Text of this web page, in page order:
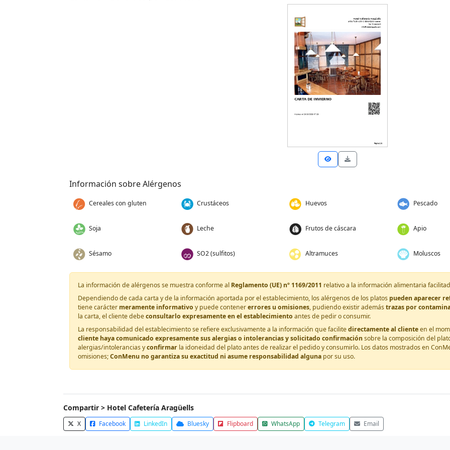
Información sobre Alérgenos
Cereales con gluten Crustáceos Huevos Pescado
Soja Leche Frutos de cáscara Apio
Sésamo SO2 (sulfitos) Altramuces Moluscos
La información de alérgenos se muestra conforme al Reglamento (UE) nº 1169/2011 relativo a la información alimentaria
Dependiendo de cada carta y de la información aportada por el establecimiento, los alérgenos de los platos pueden aparecer
tiene carácter meramente informativo y puede contenererrores u omisiones, pudiendo existir ademástrazas por
la carta, el cliente debeconsultarlo expresamente en el establecimiento antes de pedir o consumir.
La responsabilidad del establecimiento se refiere exclusivamente a la información que facilitedirectamente al clienteen el
cliente haya comunicado expresamente sus alergias o intolerancias y solicitado confirmaciónsobre la composición del
alergias/intolerancias yconfirmar la idoneidad del plato antes de realizar el pedido y consumirlo. Los datos mostrados en
omisiones;ConMenu no garantiza su exactitud ni asume responsabilidad alguna por su uso.
Compartir > Hotel Cafetería Aragüells
X Facebook LinkedIn Bluesky Flipboard WhatsApp Telegram Email